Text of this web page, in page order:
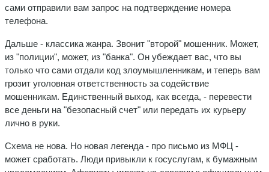
сами отправили вам запрос на подтверждение номера
телефона.
Дальше - классика жанра. Звонит "второй" мошенник. Может,
из "полиции", может, из "банка". Он убеждает вас, что вы
только что сами отдали код злоумышленникам, и теперь вам
грозит уголовная ответственность за содействие
мошенникам. Единственный выход, как всегда, - перевести
все деньги на "безопасный счет" или передать их курьеру
лично в руки.
Схема не нова. Но новая легенда - про письмо из МФЦ -
может сработать. Люди привыкли к госуслугам, к бумажным